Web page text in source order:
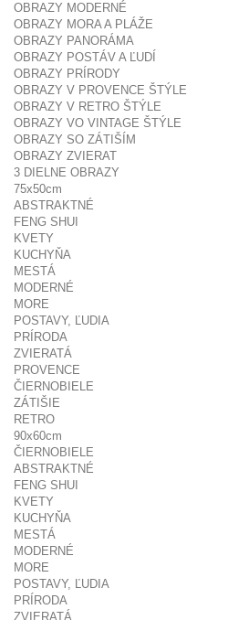
OBRAZY MODERNÉ
OBRAZY MORA A PLÁŽE
OBRAZY PANORÁMA
OBRAZY POSTÁV A ĽUDÍ
OBRAZY PRÍRODY
OBRAZY V PROVENCE ŠTÝLE
OBRAZY V RETRO ŠTÝLE
OBRAZY VO VINTAGE ŠTÝLE
OBRAZY SO ZÁTIŠÍM
OBRAZY ZVIERAT
3 DIELNE OBRAZY
75x50cm
ABSTRAKTNÉ
FENG SHUI
KVETY
KUCHYŇA
MESTÁ
MODERNÉ
MORE
POSTAVY, ĽUDIA
PRÍRODA
ZVIERATÁ
PROVENCE
ČIERNOBIELE
ZÁTIŠIE
RETRO
90x60cm
ČIERNOBIELE
ABSTRAKTNÉ
FENG SHUI
KVETY
KUCHYŇA
MESTÁ
MODERNÉ
MORE
POSTAVY, ĽUDIA
PRÍRODA
ZVIERATÁ